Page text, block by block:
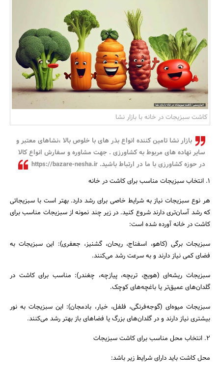
بانک، بیمه و سرمایه
مسکن و ساختمان
کاشت سبزیجات در خانه با بازار نشا
بازار نشا تامین کننده انواع بذر های با خلوص بالا ،نشاهای معتبر و
سایر نهاده های مربوط به کشاورزی . جهت مشاوره و سفارش انواع کالا
در حوزه کشاورزی با ما در ارتباط باشید. https://bazare-nesha.ir
1. انتخاب سبزیجات مناسب برای کاشت در خانه
هر نوع سبزیجات نیاز به شرایط خاصی برای رشد دارد. بهتر است با سبزیجاتی
که رشد آسان‌تری دارند شروع کنید. در زیر چند نمونه از سبزیجات مناسب برای
کاشت در خانه آورده شده است:
سبزیجات برگی (کاهو، اسفناج، ریحان، گشنیز، جعفری): این سبزیجات به
فضای کمی نیاز دارند و به سرعت رشد می‌کنند.
سبزیجات ریشه‌ای (هویج، تربچه، پیازچه، چغندر): مناسب برای کاشت در
گلدان‌های عمیق‌تر یا باغچه‌های کوچک.
سبزیجات میوه‌ای (گوجه‌فرنگی، فلفل، خیار، بادمجان): این سبزیجات به نور
بیشتری نیاز دارند و در گلدان‌های بزرگ یا فضاهای باز بهتر رشد می‌کنند.
۲. انتخاب محل مناسب برای کاشت سبزیجات
محل کاشت باید دارای شرایط زیر باشد: